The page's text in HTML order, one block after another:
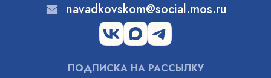
navadkovskom@social.mos.ru
ПОДПИСКА НА РАССЫЛКУ